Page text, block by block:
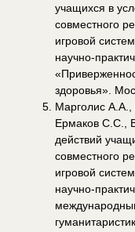
учащихся в
совместного
игровой
научно-
здоровья».
Марголис А.А.,
Ермаков С.С.,
действий
совместного
игровой
научно-